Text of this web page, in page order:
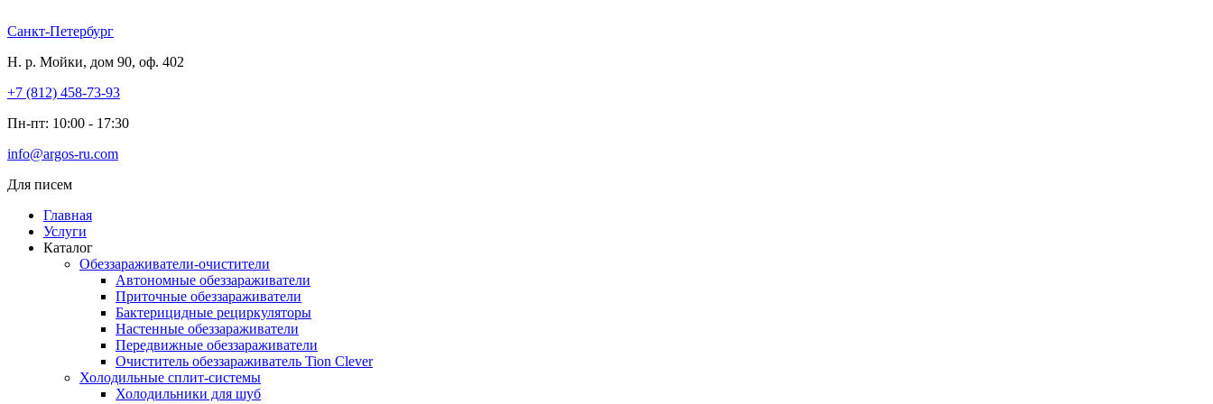
к
Санкт-Петербург
Н. р. Мойки, дом 90, оф. 402
+7 (812) 458-73-93
Пн-пт: 10:00 - 17:30
info@argos-ru.com
Для писем
Главная
Услуги
Каталог
Обеззараживатели-очистители
Автономные обеззараживатели
Приточные обеззараживатели
Бактерицидные рециркуляторы
Настенные обеззараживатели
Передвижные обеззараживатели
Очиститель обеззараживатель Tion Clever
Холодильные сплит-системы
Холодильники для шуб